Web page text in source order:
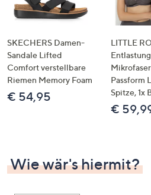
SKECHERS Damen-
Sandale Lifted
Comfort verstellbare
Riemen Memory Foam
€ 54,95
LITTLE
Passform
Spitze, 1x
€
Wie wär's hiermit?